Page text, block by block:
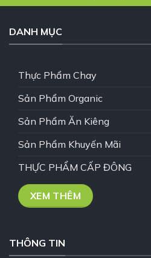
DANH MỤC
Thực Phẩm Chay
Sản Phẩm Organic
Sản Phẩm Ăn Kiêng
Sản Phẩm Khuyến Mãi
THỰC PHẨM CẤP ĐÔNG
XEM THÊM
THÔNG TIN